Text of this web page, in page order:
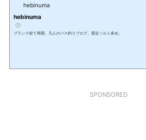
hebinuma
hebinuma
ブランク経て再開、凡人のバス釣りブログ。最近ソルト多め。
SPONSORED